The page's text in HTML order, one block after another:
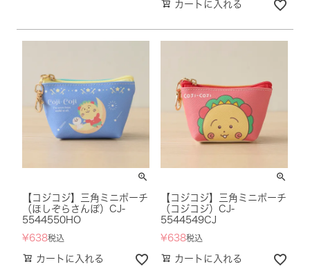
カートに入れる
【コジコジ】三角ミニポーチ
（ほしぞらさんぽ）CJ-
5544550HO
¥638税込
カートに入れる
【コジコジ】三角ミニポーチ
（コジコジ）CJ-
5544549CJ
¥638税込
カートに入れる